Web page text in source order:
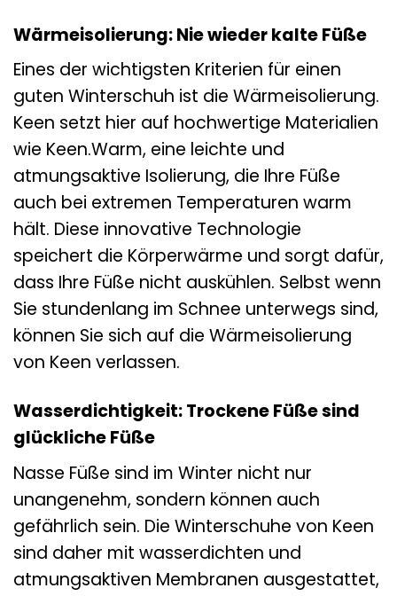
Wärmeisolierung: Nie wieder kalte Füße
Eines der wichtigsten Kriterien für einen
guten Winterschuh ist die Wärmeisolierung.
Keen setzt hier auf hochwertige Materialien
wie Keen.Warm, eine leichte und
atmungsaktive Isolierung, die Ihre Füße
auch bei extremen Temperaturen warm
hält. Diese innovative Technologie
speichert die Körperwärme und sorgt dafür,
dass Ihre Füße nicht auskühlen. Selbst wenn
Sie stundenlang im Schnee unterwegs sind,
können Sie sich auf die Wärmeisolierung
von Keen verlassen.
Wasserdichtigkeit: Trockene Füße sind
glückliche Füße
Nasse Füße sind im Winter nicht nur
unangenehm, sondern können auch
gefährlich sein. Die Winterschuhe von Keen
sind daher mit wasserdichten und
atmungsaktiven Membranen ausgestattet,